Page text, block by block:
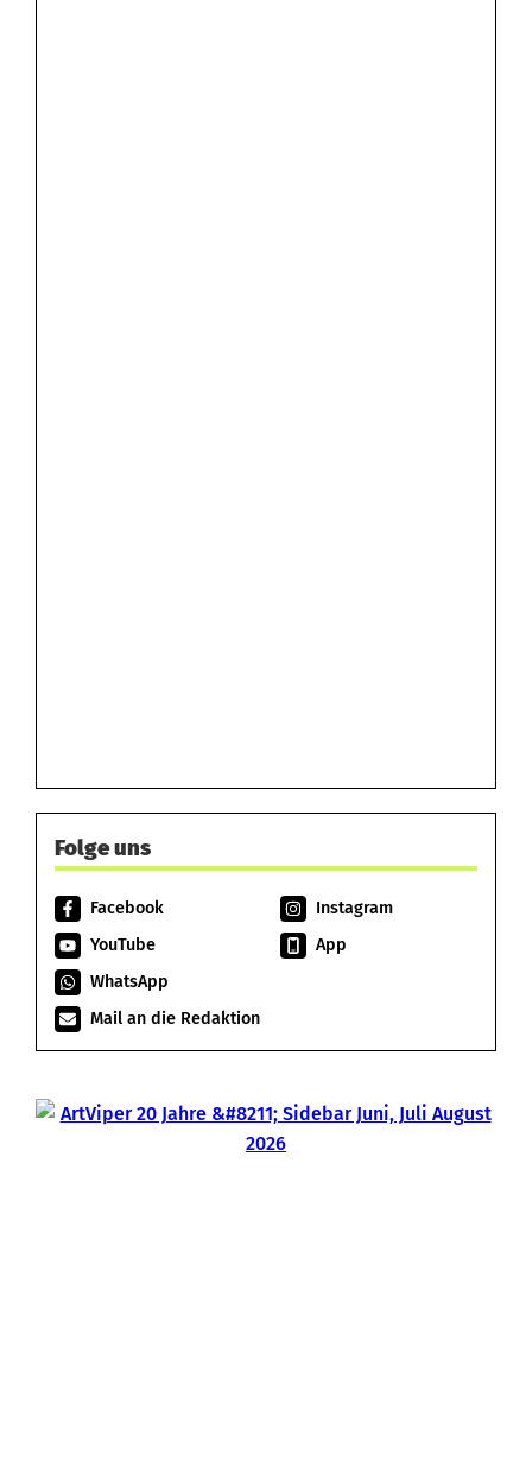
Folge uns
Facebook
Instagram
YouTube
App
WhatsApp
Mail an die Redaktion